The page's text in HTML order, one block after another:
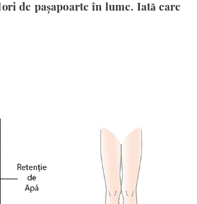
de pașapoarte în lume. Iată care